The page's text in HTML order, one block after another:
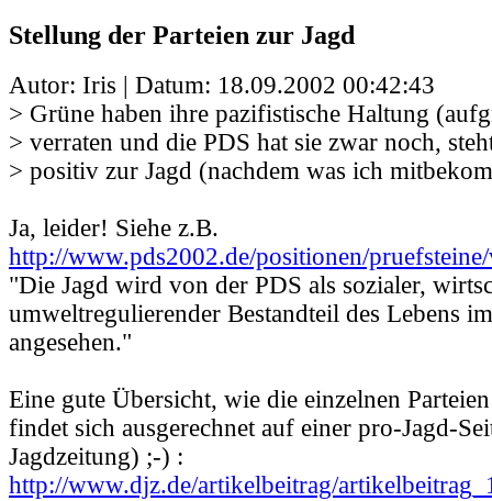
Stellung der Parteien zur Jagd
Autor: Iris | Datum: 18.09.2002 00:42:43
> Grüne haben ihre pazifistische Haltung
> verraten und die PDS hat sie zwar noch,
> positiv zur Jagd (nachdem was ich
Ja, leider! Siehe z.B.
http://www.pds2002.de/positionen/
"Die Jagd wird von der PDS als sozialer,
umweltregulierender Bestandteil des Lebens
angesehen."
Eine gute Übersicht, wie die einzelnen
findet sich ausgerechnet auf einer pro-Jagd-
Jagdzeitung) ;-) :
http://www.djz.de/artikelbeitrag/